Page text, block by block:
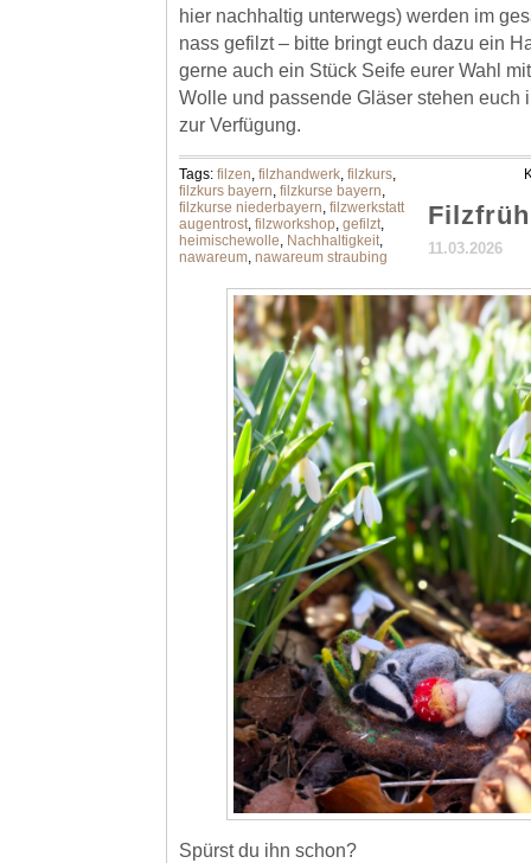
hier nachhaltig unterwegs) werden im
nass gefilzt – bitte bringt euch dazu ein
gerne auch ein Stück Seife eurer Wahl
Wolle und passende Gläser stehen euch
zur Verfügung.
Tags: filzen filzhandwerk filzkurs
filzkurs bayern filzkurse bayern
filzkurse niederbayern filzwerkstatt
augentrost filzworkshop gefilzt
heimischewolle Nachhaltigkeit
nawareum nawareum straubing 11.03.2026
Spürst du ihn schon?